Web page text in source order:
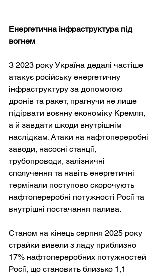
Енергетична інфраструктура під
вогнем
З 2023 року Україна дедалі частіше
атакує російську енергетичну
інфраструктуру за допомогою
дронів та ракет, прагнучи не лише
підірвати воєнну економіку Кремля,
а й завдати шкоди внутрішнім
наслідкам. Атаки на нафтопереробні
заводи, насосні станції,
трубопроводи, залізничні
сполучення та навіть енергетичні
термінали поступово скорочують
нафтопереробні потужності Росії та
внутрішні постачання палива.
Станом на кінець серпня 2025 року
страйки вивели з ладу приблизно
17% нафтопереробних потужностей
Росії, що становить близько 1,1